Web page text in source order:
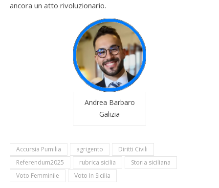
ancora un atto rivoluzionario.
Andrea Barbaro
Galizia
Accursia Pumilia agrigento
Diritti Civili
Referendum2025
rubrica sicilia
Storia siciliana
Voto Femminile
Voto In Sicilia